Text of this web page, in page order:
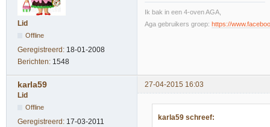
Lid
Offline
Geregistreerd: 18-01-2008
Berichten: 1548
Ik bak in een 4-oven AGA,
Aga gebruikers groep: https://
karla59
27-04-2015 16:03
Lid
Offline
Geregistreerd: 17-03-2011
karla59 schreef: